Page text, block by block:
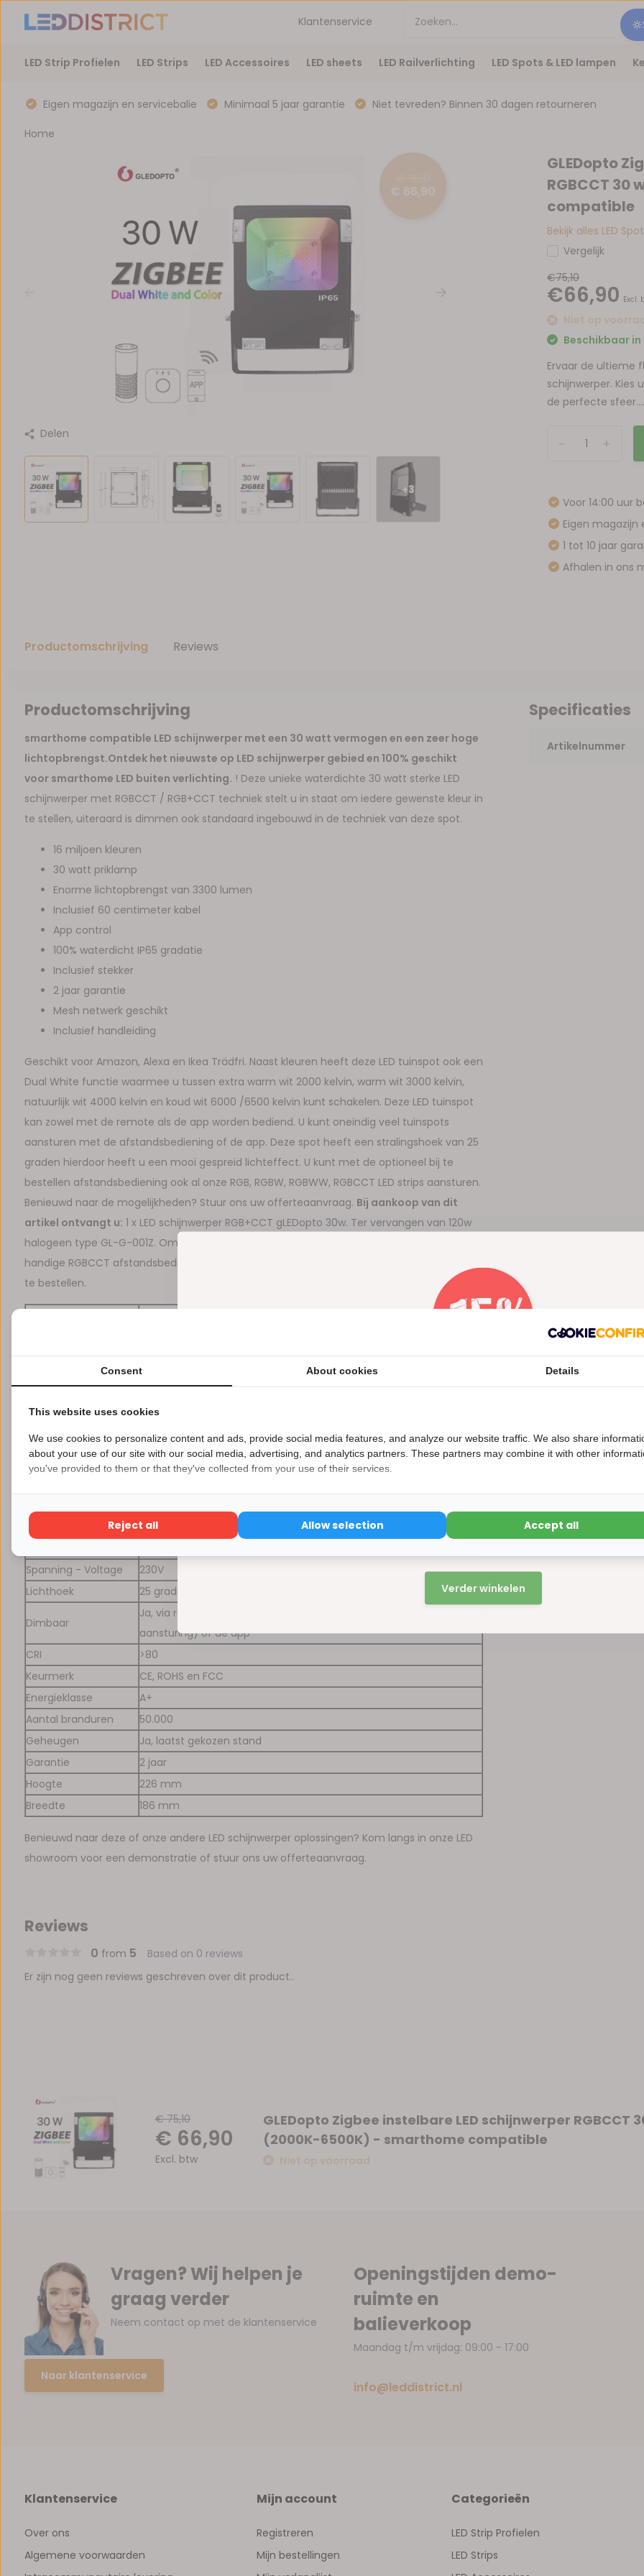
Klantenservice
LED Strip Profielen LED Strips LED Accessoires LED sheets LED Railverlichting LED Spots & LED lampen
Eigen magazijn en servicebalie Minimaal 5 jaar garantie Niet tevreden? Binnen 30 dagen retourneren
Home
€ 66,90
Delen
+3
GLEDopto
RGBCCT
compatible
Bekijk alles LED
Vergelijk
€75,10
€66,90 Excl.
Niet op
Beschikbaar
Ervaar de ultieme
schijnwerper.
de perfecte sfeer....
+
-
Voor 14:00 uur
Eigen magazijn
1 tot 10 jaar
Afhalen in ons
Productomschrijving Reviews
Productomschrijving
smarthome compatible LED schijnwerper met een 30 watt vermogen en een zeer hoge
lichtopbrengst.Ontdek het nieuwste op LED schijnwerper gebied en 100% geschikt
voor smarthome LED buiten verlichting. ! Deze unieke waterdichte 30 watt sterke LED
schijnwerper met RGBCCT / RGB+CCT techniek stelt u in staat om iedere gewenste kleur in
te stellen, uiteraard is dimmen ook standaard ingebouwd in de techniek van deze spot.
16 miljoen kleuren
30 watt priklamp
Enorme lichtopbrengst van 3300 lumen
Inclusief 60 centimeter kabel
App control
100% waterdicht IP65 gradatie
Inclusief stekker
2 jaar garantie
Mesh netwerk geschikt
Inclusief handleiding
Geschikt voor Amazon, Alexa en Ikea Trädfri. Naast kleuren heeft deze LED tuinspot ook een
Dual White functie waarmee u tussen extra warm wit 2000 kelvin, warm wit 3000 kelvin,
natuurlijk wit 4000 kelvin en koud wit 6000 /6500 kelvin kunt schakelen. Deze LED tuinspot
kan zowel met de remote als de app worden bediend. U kunt oneindig veel tuinspots
aansturen met de afstandsbediening of de app. Deze spot heeft een stralingshoek van 25
graden hierdoor heeft u een mooi gespreid lichteffect. U kunt met de optioneel bij te
bestellen afstandsbediening ook al onze RGB, RGBW, RGBWW, RGBCCT LED strips aansturen.
Benieuwd naar de mogelijkheden? Stuur ons uw offerteaanvraag. Bij aankoop van dit
artikel ontvangt u: 1 x LED schijnwerper RGB+CCT gLEDopto 30w. Ter vervangen van 120w
halogeen type GL-G-001Z. Om deze RGB+CCT LED tuinspots te bedienen raden wij onze
handige RGBCCT afstandsbediening of het RGBCCR wandpaneel aan. Deze is optioneel bij
te bestellen.
Behuizing Aluminium
Fitting
Geaarde stekker (meegeleverd inclusief 60 centimeter
Ter vervanging van
120 Watt
Vermogen in Watt
30 Watt
alles tussen 2000 kelvin 3000 kelvin 4000 kelvin en 6500 kelvin
Spanning - Voltage
230V
Lichthoek
25 graden
Dimbaar
Ja, via rgbcct remote of rgbcct wandpaneel (draadloze
aansturing) of de app
CRI
>80
Keurmerk
CE, ROHS en FCC
Energieklasse
A+
Aantal branduren
50.000
Geheugen
Ja, laatst gekozen stand
Garantie
2 jaar
Hoogte
226 mm
Breedte
186 mm
Benieuwd naar deze of onze andere LED schijnwerper oplossingen? Kom langs in onze LED
showroom voor een demonstratie of stuur ons uw offerteaanvraag.
Specificaties
Artikelnummer
Reviews
0 from 5 Based on 0 reviews
Er zijn nog geen reviews geschreven over dit product..
€ 75,10
€ 66,90
Excl. btw
GLEDopto Zigbee instelbare LED schijnwerper RGBCCT
(2000K-6500K) - smarthome compatible
Niet op voorraad
Vragen? Wij helpen je
graag verder
Neem contact op met de klantenservice
Naar klantenservice
Openingstijden demo-
ruimte en
balieverkoop
Maandag t/m vrijdag: 09:00 - 17:00
info@leddistrict.nl
Klantenservice
Over ons
Algemene voorwaarden
Mijn account
Registreren
Mijn bestellingen
Categorieën
LED Strip Profielen
LED Strips
15korting
Verder winkelen
Consent About cookies Details
This website uses cookies
We use cookies to personalize content and ads, provide social media features, and analyze our website traffic. We also share
about your use of our site with our social media, advertising, and analytics partners. These partners may combine it with other
you've provided to them or that they've collected from your use of their services.
Reject all Allow selection Accept all